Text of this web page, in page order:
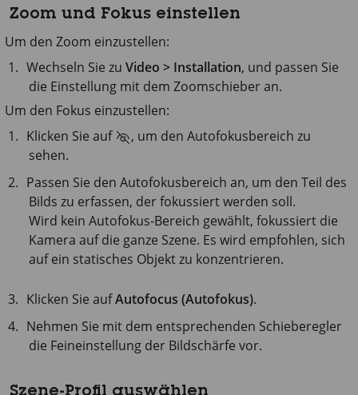
Zoom und Fokus einstellen
Um den Zoom einzustellen:
Wechseln Sie zuVideo > Installation, und passen Sie
die Einstellung mit dem Zoomschieber an.
Um den Fokus einzustellen:
Klicken Sie auf
, um den Autofokusbereich zu
sehen.
Passen Sie den Autofokusbereich an, um den Teil des
Bilds zu erfassen, der fokussiert werden soll.
Wird kein Autofokus-Bereich gewählt, fokussiert die
Kamera auf die ganze Szene. Es wird empfohlen, sich
auf ein statisches Objekt zu konzentrieren.
Klicken Sie aufAutofocus (Autofokus).
Nehmen Sie mit dem entsprechenden Schieberegler
die Feineinstellung der Bildschärfe vor.